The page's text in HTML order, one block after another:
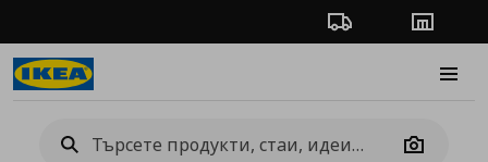
Проследяване на
Camera